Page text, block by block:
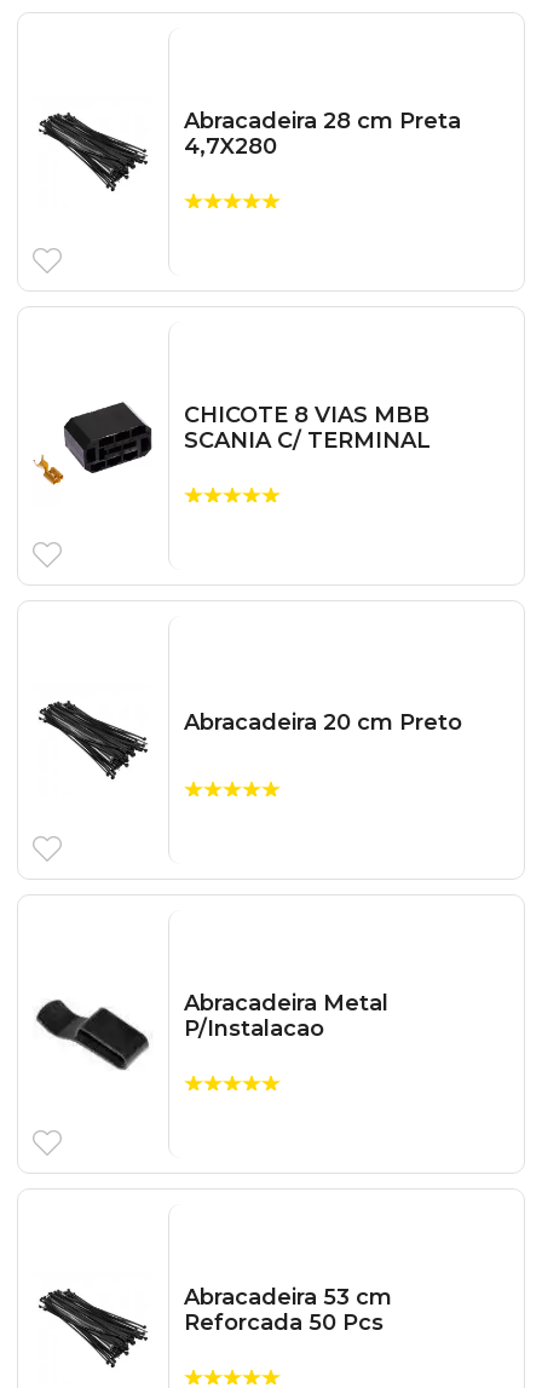
Abracadeira 28 cm Preta
4,7X280
CHICOTE 8 VIAS MBB
SCANIA C/ TERMINAL
Abracadeira 20 cm Preto
Abracadeira Metal
P/Instalacao
Abracadeira 53 cm
Reforcada 50 Pcs